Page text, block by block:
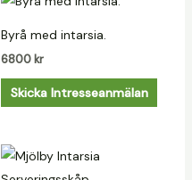
Byrå med intarsia.
6800 kr
Skicka Intresseanmälan